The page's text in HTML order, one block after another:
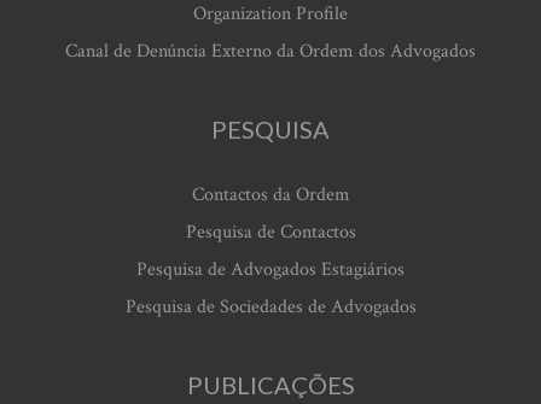
Organization Profile
Canal de Denúncia Externo da Ordem dos Advogados
PESQUISA
Contactos da Ordem
Pesquisa de Contactos
Pesquisa de Advogados Estagiários
Pesquisa de Sociedades de Advogados
PUBLICAÇÕES